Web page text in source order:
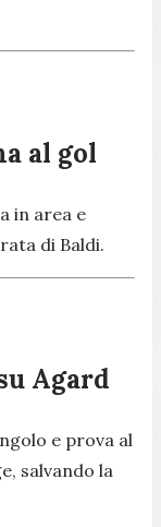
al gol
in area e
di Baldi.
Agard
e prova al
salvando la